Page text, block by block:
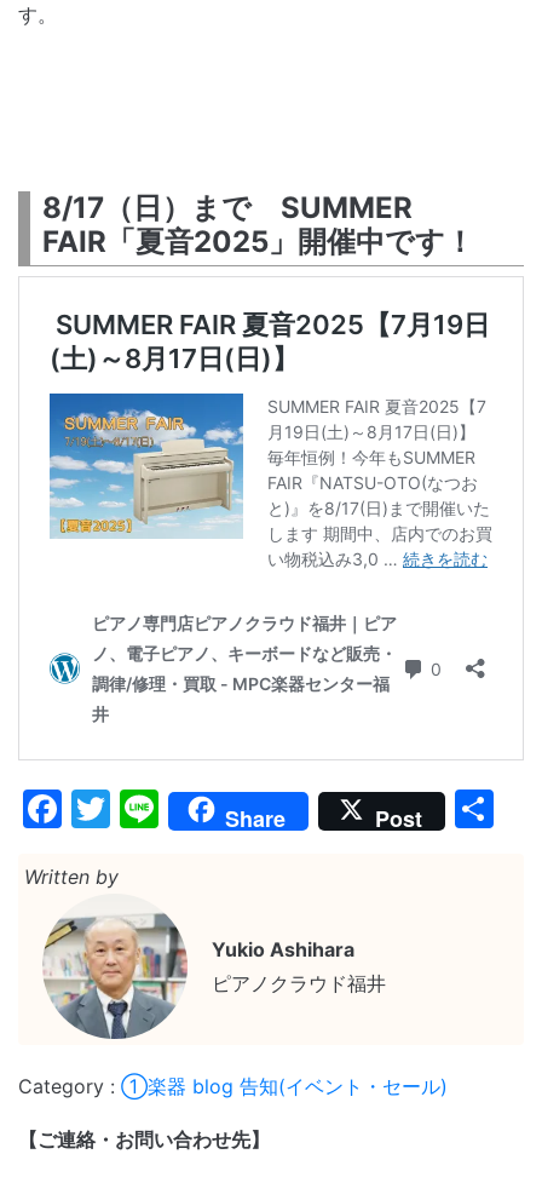
す。
8/17（日）まで SUMMER
FAIR「夏音2025」開催中です！
Facebook
Twitter
LineShare Post
Written by
Yukio Ashihara
ピアノクラウド福井
①楽器 blog 告知(イベント・セール)
【ご連絡・お問い合わせ先】